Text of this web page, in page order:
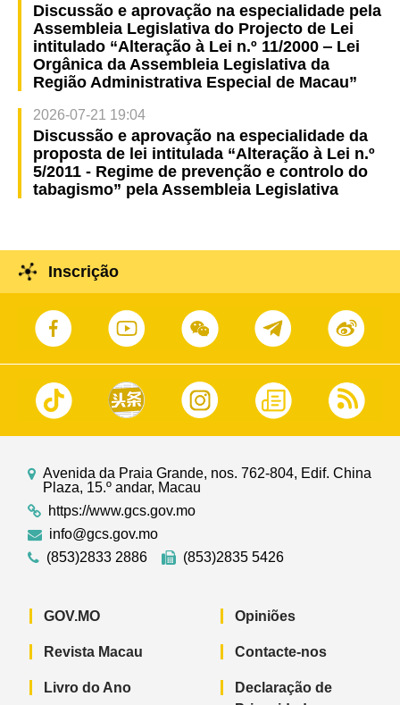
Discussão e aprovação na especialidade pela
Assembleia Legislativa do Projecto de Lei
intitulado “Alteração à Lei n.º 11/2000 ‒ Lei
Orgânica da Assembleia Legislativa da
Região Administrativa Especial de Macau”
2026-07-21 19:04
Discussão e aprovação na especialidade da
proposta de lei intitulada “Alteração à Lei n.º
5/2011 - Regime de prevenção e controlo do
tabagismo” pela Assembleia Legislativa
Inscrição
Avenida da Praia Grande, nos. 762-804, Edif. China
Plaza, 15.º andar, Macau
https://www.gcs.gov.mo
info@gcs.gov.mo
(853)2833 2886
(853)2835 5426
GOV.MO
Revista Macau
Livro do Ano
Opiniões
Contacte-nos
Declaração de